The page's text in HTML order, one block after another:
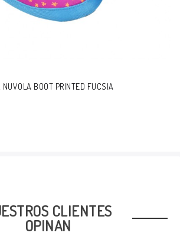
CLASSIC FUCSIA
CLIENTES
OPINAN